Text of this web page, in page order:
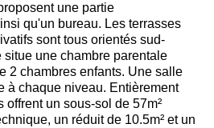
une partie
qu'un bureau. Les terrasses
sont tous orientés sud-
situe une chambre parentale
2 chambres enfants. Une salle
à chaque niveau. Entièrement
offrent un sous-sol de 57m²
un réduit de 10.5m² et un